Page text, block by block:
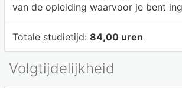
van de opleiding waarvoor je bent
Totale studietijd: 84,00 uren
Volgtijdelijkheid